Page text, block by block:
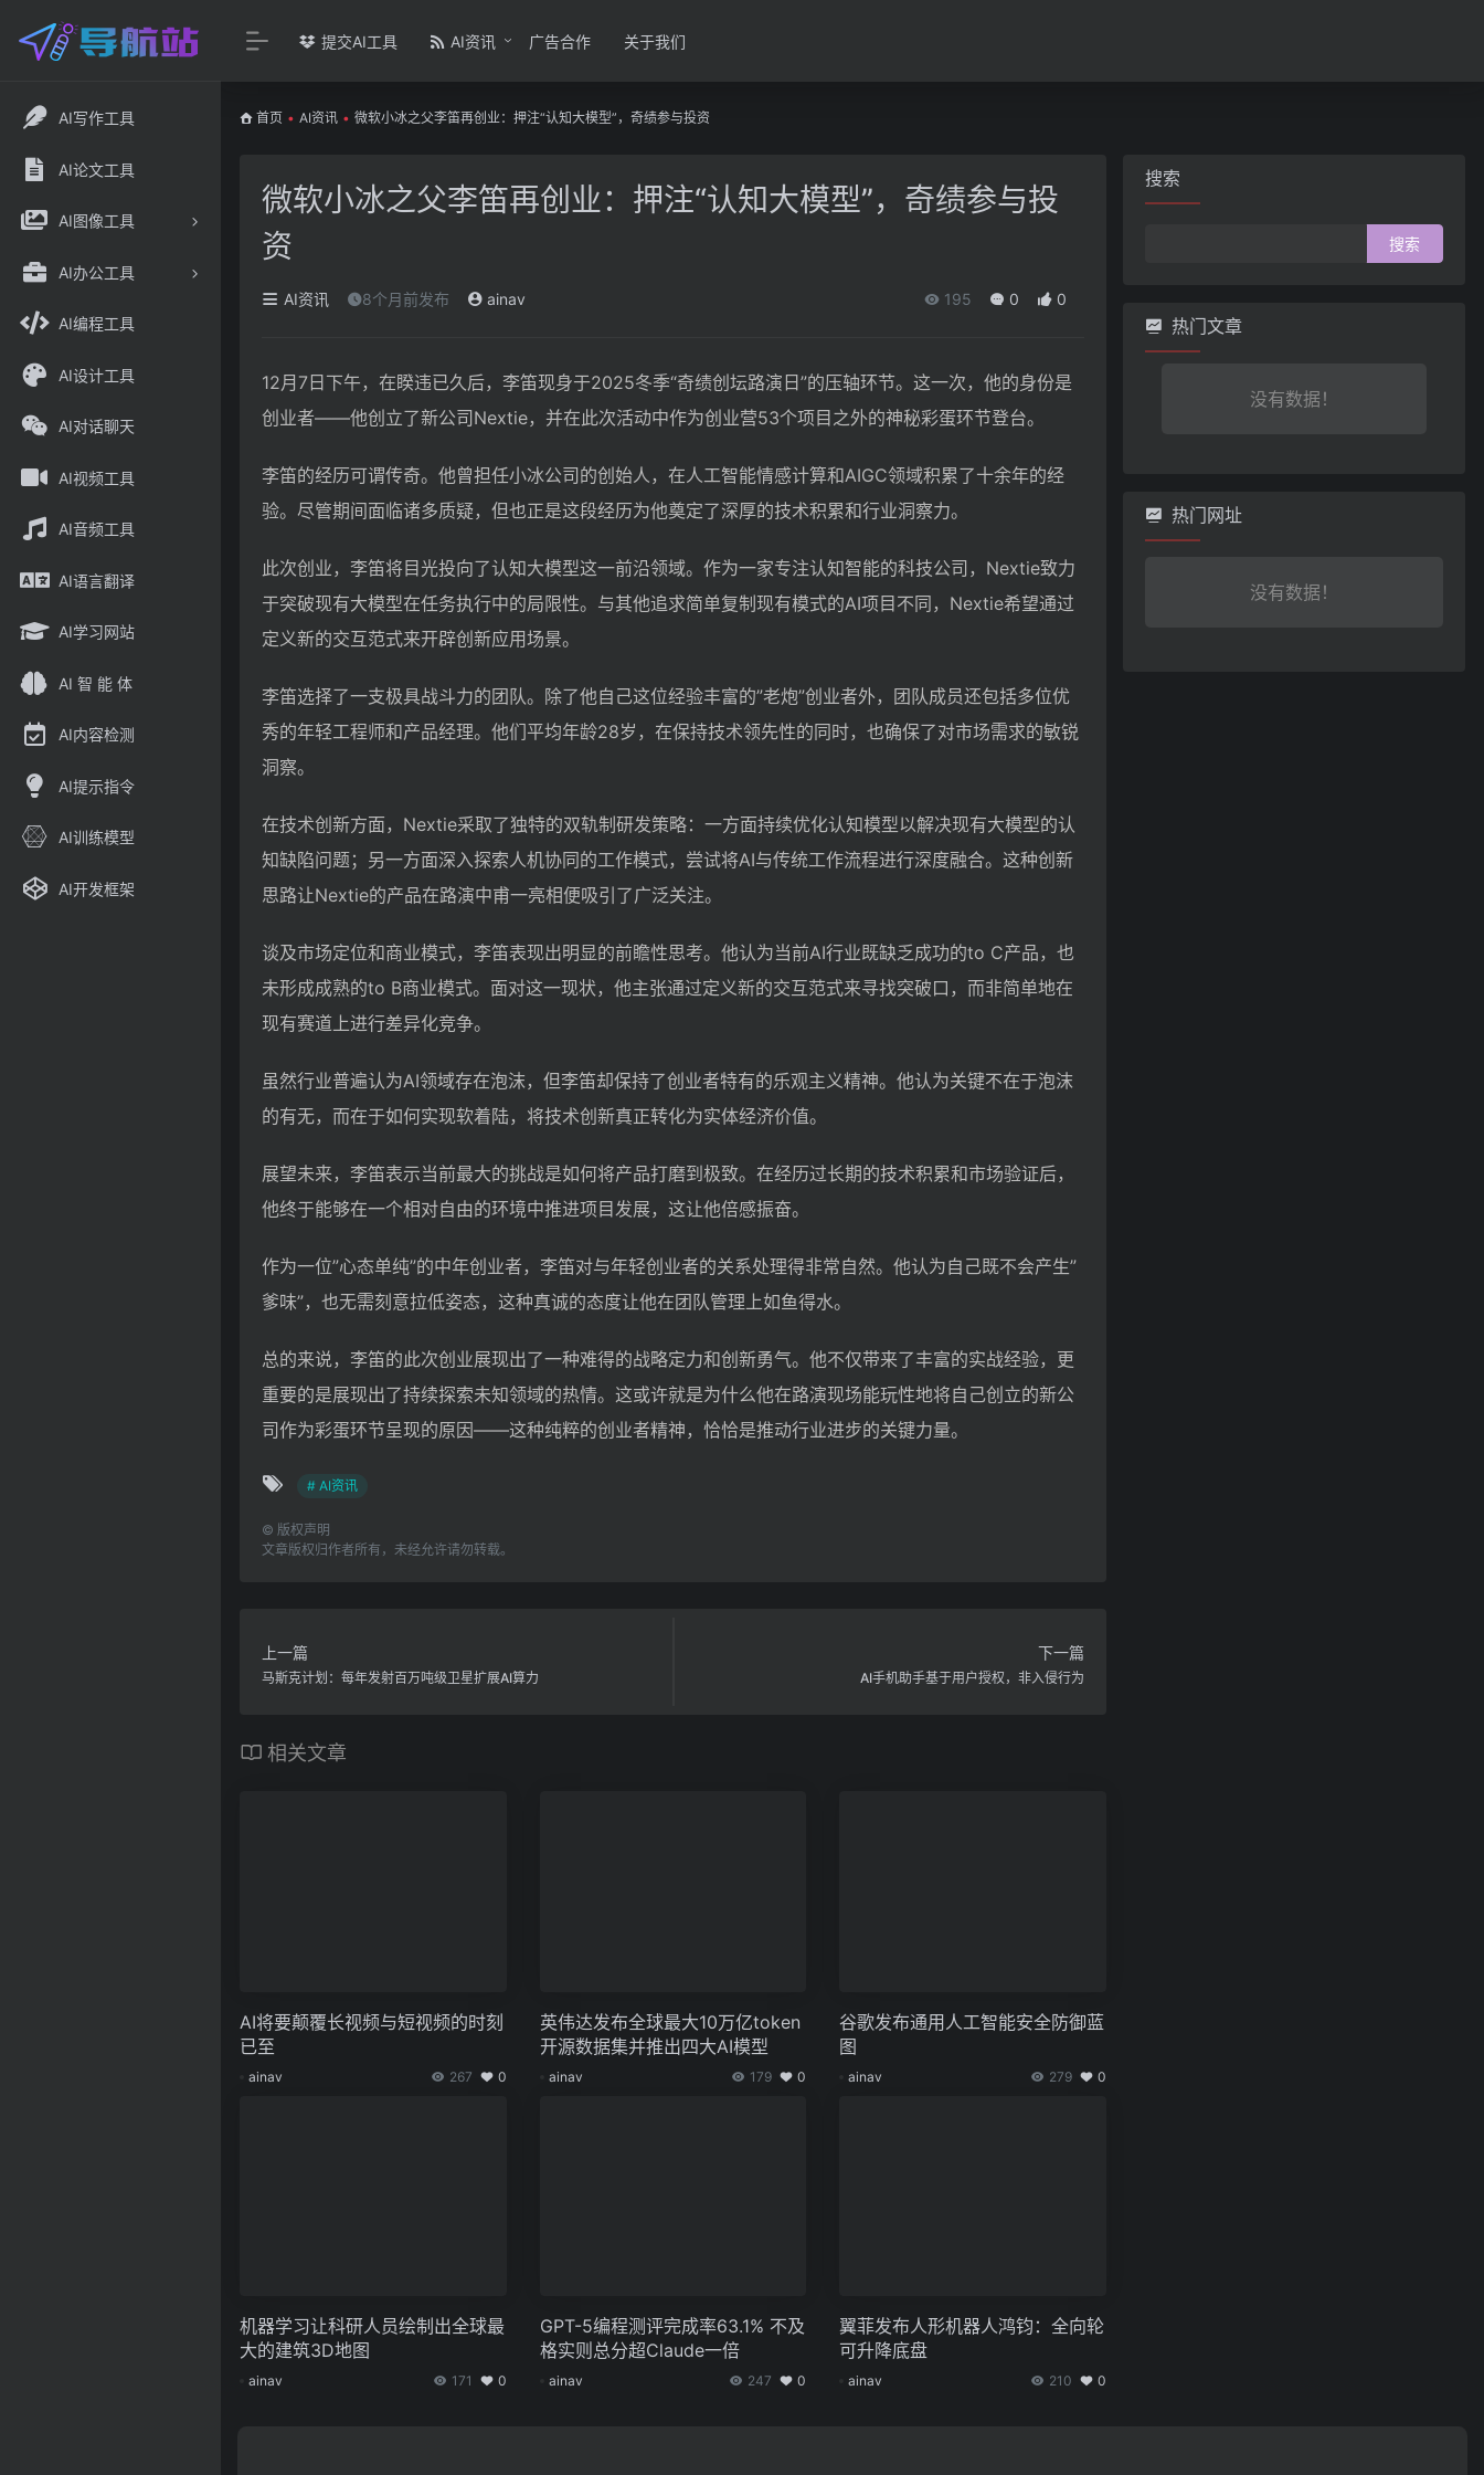
AI写作工具
AI论文工具
AI图像工具
AI办公工具
AI编程工具
AI设计工具
AI对话聊天
AI视频工具
AI音频工具
AI语言翻译
AI学习网站
AI 智 能 体
AI内容检测
AI提示指令
AI训练模型
AI开发框架
提交AI工具 AI资讯 广告合作 关于我们
首页 • AI资讯 • 微软小冰之父李笛再创业：押注“认知大模型”，奇绩参与投资
微软小冰之父李笛再创业：押注“认知大模型”，奇绩参与投
资
AI资讯 8个月前发布 ainav 195 0 0
12月7日下午，在睽违已久后，李笛现身于2025冬季“奇绩创坛路演日”的压轴环节。这一次，他的身份是
创业者——他创立了新公司Nextie，并在此次活动中作为创业营53个项目之外的神秘彩蛋环节登台。
李笛的经历可谓传奇。他曾担任小冰公司的创始人，在人工智能情感计算和AIGC领域积累了十余年的经
验。尽管期间面临诸多质疑，但也正是这段经历为他奠定了深厚的技术积累和行业洞察力。
此次创业，李笛将目光投向了认知大模型这一前沿领域。作为一家专注认知智能的科技公司，Nextie致力
于突破现有大模型在任务执行中的局限性。与其他追求简单复制现有模式的AI项目不同，Nextie希望通过
定义新的交互范式来开辟创新应用场景。
李笛选择了一支极具战斗力的团队。除了他自己这位经验丰富的”老炮”创业者外，团队成员还包括多位优
秀的年轻工程师和产品经理。他们平均年龄28岁，在保持技术领先性的同时，也确保了对市场需求的敏锐
洞察。
在技术创新方面，Nextie采取了独特的双轨制研发策略：一方面持续优化认知模型以解决现有大模型的认
知缺陷问题；另一方面深入探索人机协同的工作模式，尝试将AI与传统工作流程进行深度融合。这种创新
思路让Nextie的产品在路演中甫一亮相便吸引了广泛关注。
谈及市场定位和商业模式，李笛表现出明显的前瞻性思考。他认为当前AI行业既缺乏成功的to C产品，也
未形成成熟的to B商业模式。面对这一现状，他主张通过定义新的交互范式来寻找突破口，而非简单地在
现有赛道上进行差异化竞争。
虽然行业普遍认为AI领域存在泡沫，但李笛却保持了创业者特有的乐观主义精神。他认为关键不在于泡沫
的有无，而在于如何实现软着陆，将技术创新真正转化为实体经济价值。
展望未来，李笛表示当前最大的挑战是如何将产品打磨到极致。在经历过长期的技术积累和市场验证后，
他终于能够在一个相对自由的环境中推进项目发展，这让他倍感振奋。
作为一位”心态单纯”的中年创业者，李笛对与年轻创业者的关系处理得非常自然。他认为自己既不会产生”
爹味”，也无需刻意拉低姿态，这种真诚的态度让他在团队管理上如鱼得水。
总的来说，李笛的此次创业展现出了一种难得的战略定力和创新勇气。他不仅带来了丰富的实战经验，更
重要的是展现出了持续探索未知领域的热情。这或许就是为什么他在路演现场能玩性地将自己创立的新公
司作为彩蛋环节呈现的原因——这种纯粹的创业者精神，恰恰是推动行业进步的关键力量。
# AI资讯
© 版权声明
文章版权归作者所有，未经允许请勿转载。
上一篇
马斯克计划：每年发射百万吨级卫星扩展AI算力
下一篇
AI手机助手基于用户授权，非入侵行为
相关文章
AI将要颠覆长视频与短视频的时刻
已至
ainav 267 0
英伟达发布全球最大10万亿token
开源数据集并推出四大AI模型
ainav 179 0
谷歌发布通用人工智能安全防御蓝
图
ainav 279 0
机器学习让科研人员绘制出全球最
大的建筑3D地图
ainav 171 0
GPT-5编程测评完成率63.1% 不及
格实则总分超Claude一倍
ainav 247 0
翼菲发布人形机器人鸿钧：全向轮
可升降底盘
ainav 210 0
搜索
热门文章
没有数据！
热门网址
没有数据！